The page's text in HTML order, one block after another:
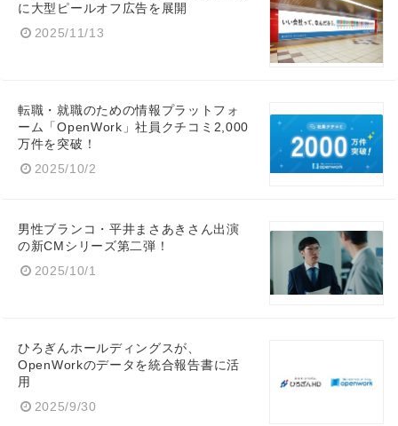
に大型ピールオフ広告を展開
2025/11/13
転職・就職のための情報プラットフォ
ーム「OpenWork」社員クチコミ2,000
万件を突破！
2025/10/2
男性ブランコ・平井まさあきさん出演
の新CMシリーズ第二弾！
2025/10/1
ひろぎんホールディングスが、
OpenWorkのデータを統合報告書に活
用
2025/9/30